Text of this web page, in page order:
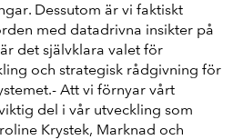
Dessutom är vi faktiskt
med datadrivna insikter på
det självklara valet för
och strategisk rådgivning för
Att vi förnyar vårt
del i vår utveckling som
Krystek, Marknad och